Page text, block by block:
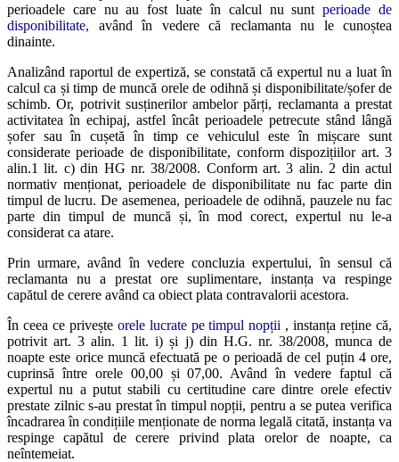
perioadele care nu au fost luate în calcul nu suntperioade de
disponibilitate, având în vedere că reclamanta nu le cunoștea
dinainte.
Analizând raportul de expertiză, se constată că expertul nu a luat în
calcul ca și timp de muncă orele de odihnă și disponibilitate/șofer de
schimb. Or, potrivit susținerilor ambelor părți, reclamanta a prestat
activitatea în echipaj, astfel încât perioadele petrecute stând lângă
șofer sau în cușetă în timp ce vehiculul este în mișcare sunt
considerate perioade de disponibilitate, conform dispozițiilor art. 3
alin.1 lit. c) din HG nr. 38/2008. Conform art. 3 alin. 2 din actul
normativ menționat, perioadele de disponibilitate nu fac parte din
timpul de lucru. De asemenea, perioadele de odihnă, pauzele nu fac
parte din timpul de muncă și, în mod corect, expertul nu le-a
considerat ca atare.
Prin urmare, având în vedere concluzia expertului, în sensul că
reclamanta nu a prestat ore suplimentare, instanța va respinge
capătul de cerere având ca obiect plata contravalorii acestora.
În ceea ce priveșteorele lucrate pe timpul nopții , instanța reține că,
potrivit art. 3 alin. 1 lit. i) și j) din H.G. nr. 38/2008, munca de
noapte este orice muncă efectuată pe o perioadă de cel puțin 4 ore,
cuprinsă între orele 00,00 și 07,00. Având în vedere faptul că
expertul nu a putut stabili cu certitudine care dintre orele efectiv
prestate zilnic s-au prestat în timpul nopții, pentru a se putea verifica
încadrarea în condițiile menționate de norma legală citată, instanța va
respinge capătul de cerere privind plata orelor de noapte, ca
neîntemeiat.